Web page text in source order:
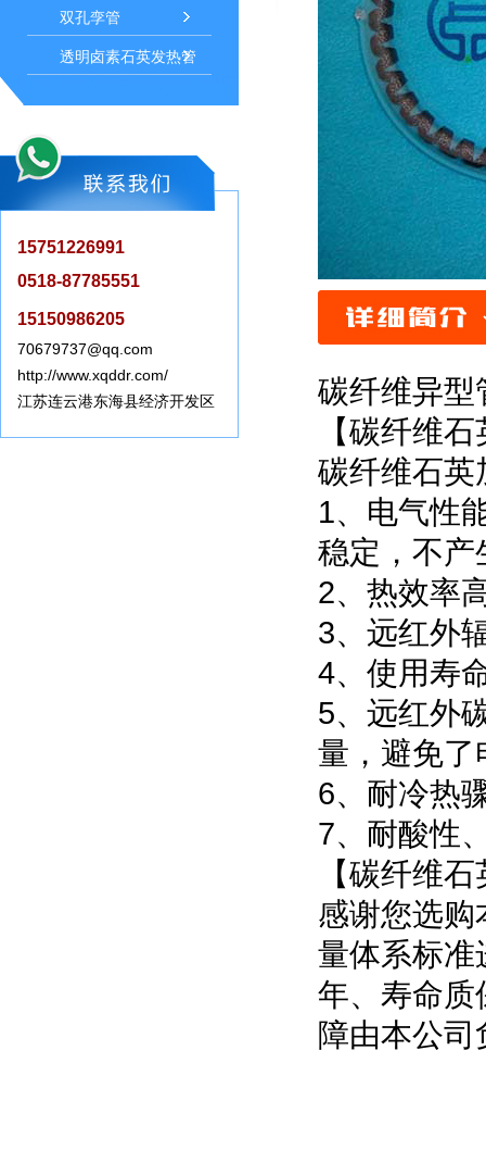
双孔孪管
透明卤素石英发热管
15751226991
0518-87785551
15150986205
70679737@qq.com
http://www.xqddr.com/
江苏连云港东海县经济开发区
碳纤维异型
【碳纤维
碳纤维石英
1、电气性
稳定，不产
2、热效率
3、远红外
4、使用寿
5、远红外
量，避免了
6、耐冷热
7、耐酸性
【碳纤维
感谢您选购
量体系标准
年、寿命质
障由本公